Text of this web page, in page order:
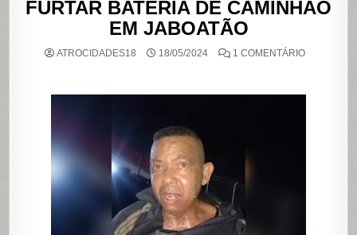
FURTAR BATERIA DE CAMINHÃO
EM JABOATÃO
ATROCIDADES18 18/05/2024 1 COMENTÁRIOEM